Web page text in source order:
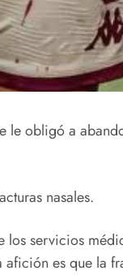
obligó a
nasales.
servicios
es que la